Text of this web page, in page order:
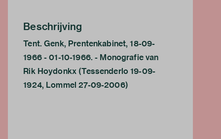
Beschrijving
Tent. Genk, Prentenkabinet, 18-09-
1966 - 01-10-1966. - Monografie van
Rik Hoydonkx (Tessenderlo 19-09-
1924, Lommel 27-09-2006)